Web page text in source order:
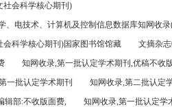
社会科学核心期刊)
、电技术、计算机及控制信息数据库知网收
科学核心期刊)国家图书馆馆藏
文摘杂
知网收录,第一批认定学术期刊,优稿不收
一批认定学术期刊
知网收录,第二批认定
辑部:不收版面费,
知网收录,第一批认定学